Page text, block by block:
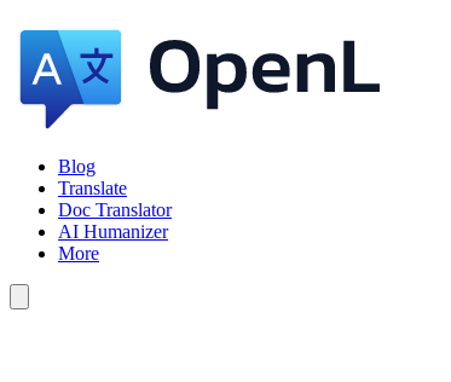
Blog
Translate
Doc Translator
AI Humanizer
More